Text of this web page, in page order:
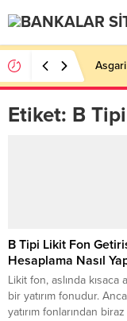
Etiket: B
B Tipi Likit Fon
Hesaplama Nasıl
Likit fon, aslında kısaca
bir yatırım fonudur.
yatırım fonlarından